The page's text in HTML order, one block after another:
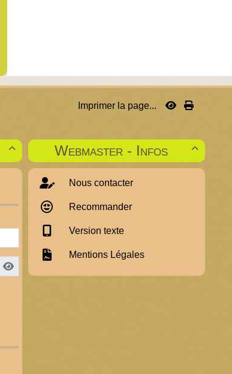
Imprimer la page...
 
Webmaster - Infos
Nous contacter
Recommander
Version texte
Mentions Légales